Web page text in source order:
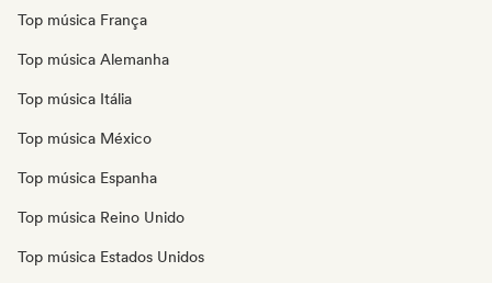
Top música França
Top música Alemanha
Top música Itália
Top música México
Top música Espanha
Top música Reino Unido
Top música Estados Unidos